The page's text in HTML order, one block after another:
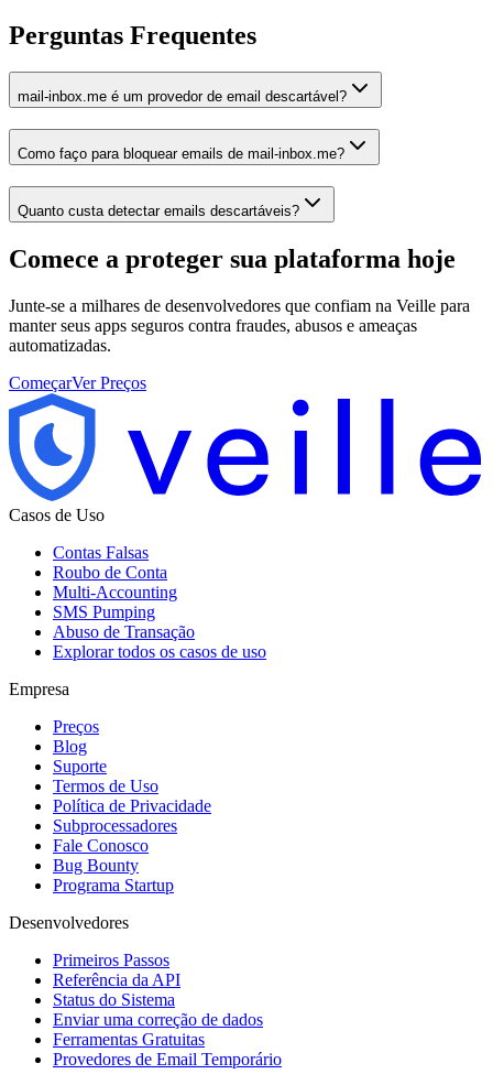
Perguntas Frequentes
mail-inbox.me é um provedor de email descartável?
Como faço para bloquear emails de mail-inbox.me?
Quanto custa detectar emails descartáveis?
Comece a proteger sua plataforma hoje
Junte-se a milhares de desenvolvedores que confiam na Veille para
manter seus apps seguros contra fraudes, abusos e ameaças
automatizadas.
ComeçarVer Preços
Casos de Uso
Contas Falsas
Roubo de Conta
Multi-Accounting
SMS Pumping
Abuso de Transação
Explorar todos os casos de uso
Empresa
Preços
Blog
Suporte
Termos de Uso
Política de Privacidade
Subprocessadores
Fale Conosco
Bug Bounty
Programa Startup
Desenvolvedores
Primeiros Passos
Referência da API
Status do Sistema
Enviar uma correção de dados
Ferramentas Gratuitas
Provedores de Email Temporário